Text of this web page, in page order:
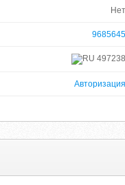
Нет
9685645
497238
Авторизация